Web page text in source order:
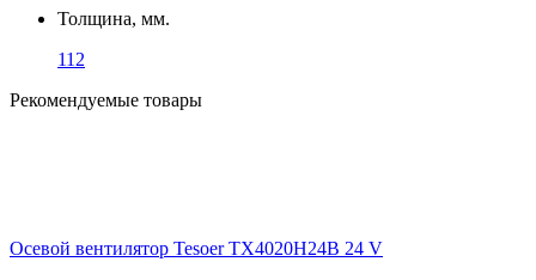
Толщина, мм.
112
Рекомендуемые товары
Осевой вентилятор Tesoer TX4020H24B 24 V